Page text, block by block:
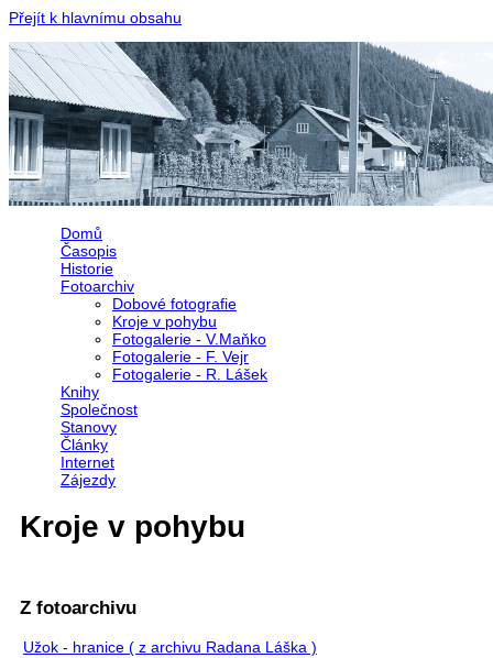
Přejít k hlavnímu obsahu
Domů
Časopis
Historie
Fotoarchiv
Dobové fotografie
Kroje v pohybu
Fotogalerie - V.Maňko
Fotogalerie - F. Vejr
Fotogalerie - R. Lášek
Knihy
Společnost
Stanovy
Články
Internet
Zájezdy
Kroje v pohybu
Z fotoarchivu
Užok - hranice ( z archivu Radana Láška )